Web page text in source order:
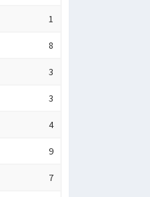
1
8
3
3
4
9
7